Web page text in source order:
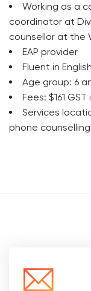
Working as a
coordinator at
counsellor at the
EAP provider
Fluent in
Age group: 6
Fees: $161
Services
phone